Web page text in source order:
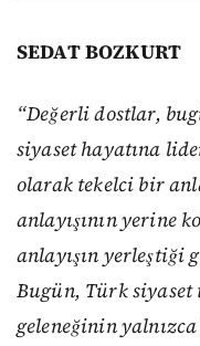
SEDAT BOZKURT
“Değerli dostlar,
siyaset hayatına
olarak tekelci bir
anlayışının yerine
anlayışın yerleştiği
Bugün, Türk
geleneğinin